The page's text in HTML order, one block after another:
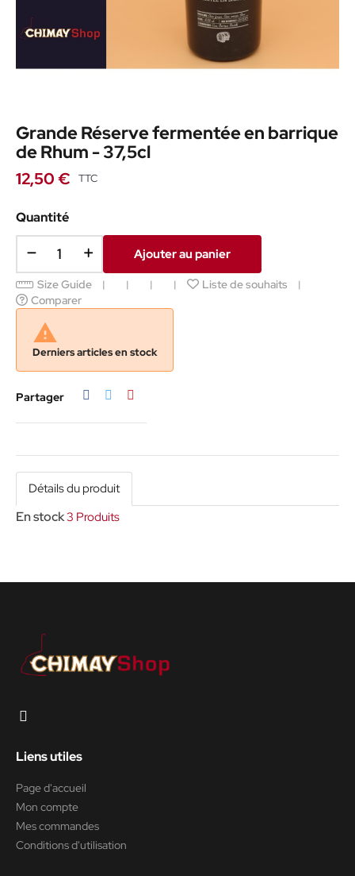
Grande Réserve fermentée en barrique
de Rhum - 37,5cl
12,50 € TTC
Quantité
Ajouter au panier
Size Guide
Liste de souhaits
Comparer

Derniers articles en stock
Partager
Détails du produit
En stock3 Produits
Liens utiles
Page d'accueil
Mon compte
Mes commandes
Conditions d'utilisation